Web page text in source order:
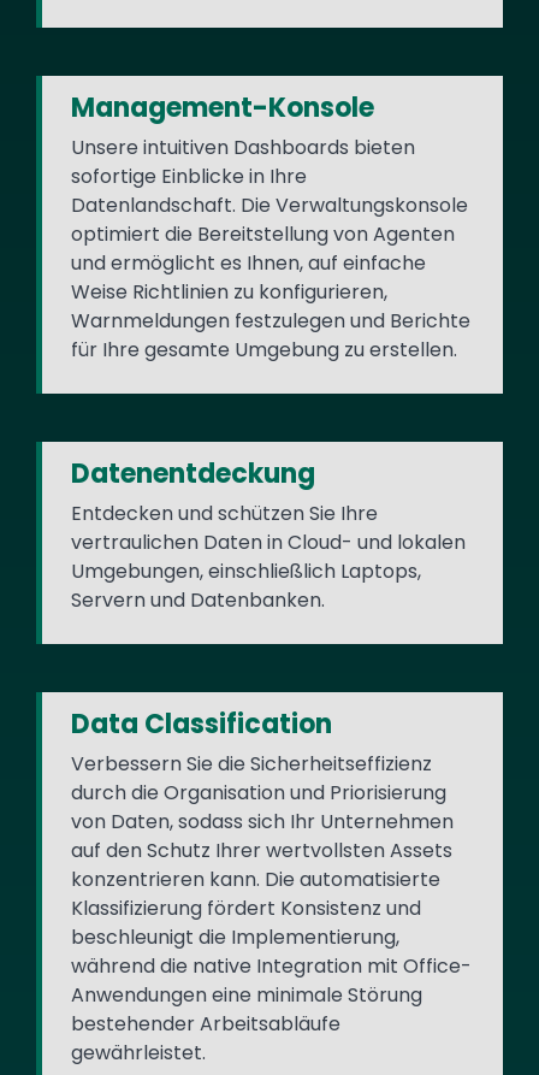
Management-Konsole
Unsere intuitiven Dashboards bieten
sofortige Einblicke in Ihre
Datenlandschaft. Die Verwaltungskonsole
optimiert die Bereitstellung von Agenten
und ermöglicht es Ihnen, auf einfache
Weise Richtlinien zu konfigurieren,
Warnmeldungen festzulegen und Berichte
für Ihre gesamte Umgebung zu erstellen.
Datenentdeckung
Entdecken und schützen Sie Ihre
vertraulichen Daten in Cloud- und lokalen
Umgebungen, einschließlich Laptops,
Servern und Datenbanken.
Data Classification
Verbessern Sie die Sicherheitseffizienz
durch die Organisation und Priorisierung
von Daten, sodass sich Ihr Unternehmen
auf den Schutz Ihrer wertvollsten Assets
konzentrieren kann. Die automatisierte
Klassifizierung fördert Konsistenz und
beschleunigt die Implementierung,
während die native Integration mit Office-
Anwendungen eine minimale Störung
bestehender Arbeitsabläufe
gewährleistet.